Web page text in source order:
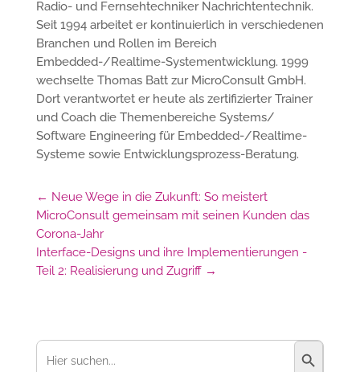
Radio- und Fernsehtechniker Nachrichtentechnik.
Seit 1994 arbeitet er kontinuierlich in verschiedenen
Branchen und Rollen im Bereich
Embedded-/Realtime-Systementwicklung. 1999
wechselte Thomas Batt zur MicroConsult GmbH.
Dort verantwortet er heute als zertifizierter Trainer
und Coach die Themenbereiche Systems/
Software Engineering für Embedded-/Realtime-
Systeme sowie Entwicklungsprozess-Beratung.
← Neue Wege in die Zukunft: So meistert
MicroConsult gemeinsam mit seinen Kunden das
Corona-Jahr
Interface-Designs und ihre Implementierungen -
Teil 2: Realisierung und Zugriff→
Suchen
nach: